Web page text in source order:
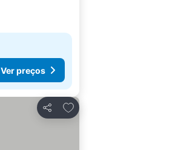
Ver preços
Partilhar
Adicionar aos favoritos